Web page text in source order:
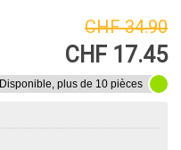
CHF 34.90
CHF 17.45
Disponible, plus de 10 pièces